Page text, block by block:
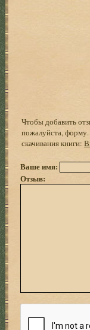
Чтобы добавить
пожалуйста,
скачивания книги:
Ваше имя:
Отзыв: